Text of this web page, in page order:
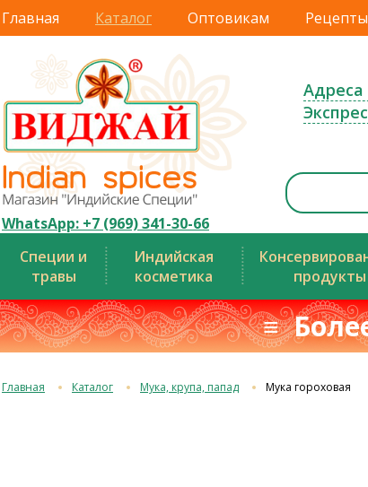
Главная Каталог Оптовикам Рецепты
WhatsApp: +7 (969) 341-30-66
Адреса
Специи и
травы
Индийская
косметика
продукты
≡
Главная Каталог Мука, крупа, папад Мука гороховая